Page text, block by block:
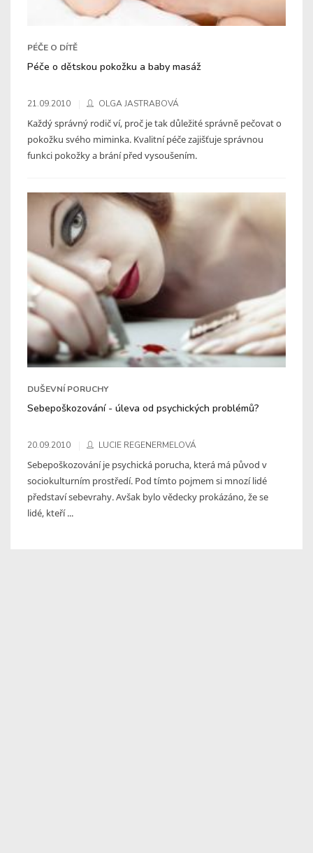
PÉČE O DÍTĚ
Péče o dětskou pokožku a baby masáž
21.09.2010 OLGA JASTRABOVÁ
Každý správný rodič ví, proč je tak důležité správně pečovat o
pokožku svého miminka. Kvalitní péče zajišťuje správnou
funkci pokožky a brání před vysoušením.
DUŠEVNÍ PORUCHY
Sebepoškozování - úleva od psychických problémů?
20.09.2010 LUCIE REGENERMELOVÁ
Sebepoškozování je psychická porucha, která má původ v
sociokulturním prostředí. Pod tímto pojmem si mnozí lidé
představí sebevrahy. Avšak bylo vědecky prokázáno, že se
lidé, kteří ...